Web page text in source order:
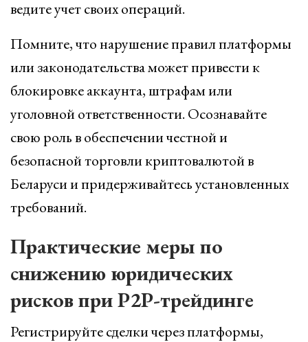
ведите учет своих операций.
Помните, что нарушение правил платформы
или законодательства может привести к
блокировке аккаунта, штрафам или
уголовной ответственности. Осознавайте
свою роль в обеспечении честной и
безопасной торговли криптовалютой в
Беларуси и придерживайтесь установленных
требований.
Практические меры по
снижению юридических
рисков при P2P-трейдинге
Регистрируйте сделки через платформы,